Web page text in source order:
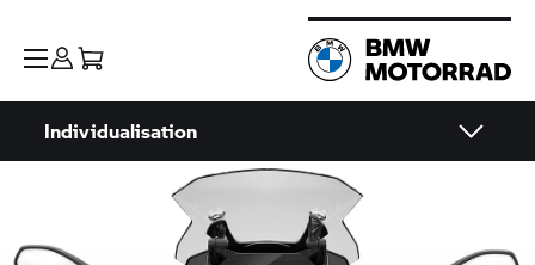
Individualisation